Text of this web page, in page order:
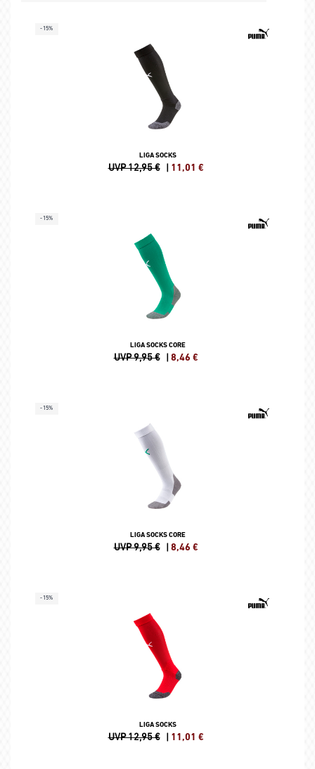
-15%
LIGA SOCKS
UVP 12,95 € | 11,01 €
-15%
LIGA SOCKS CORE
UVP 9,95 € | 8,46 €
-15%
LIGA SOCKS CORE
UVP 9,95 € | 8,46 €
-15%
LIGA SOCKS
UVP 12,95 € | 11,01 €